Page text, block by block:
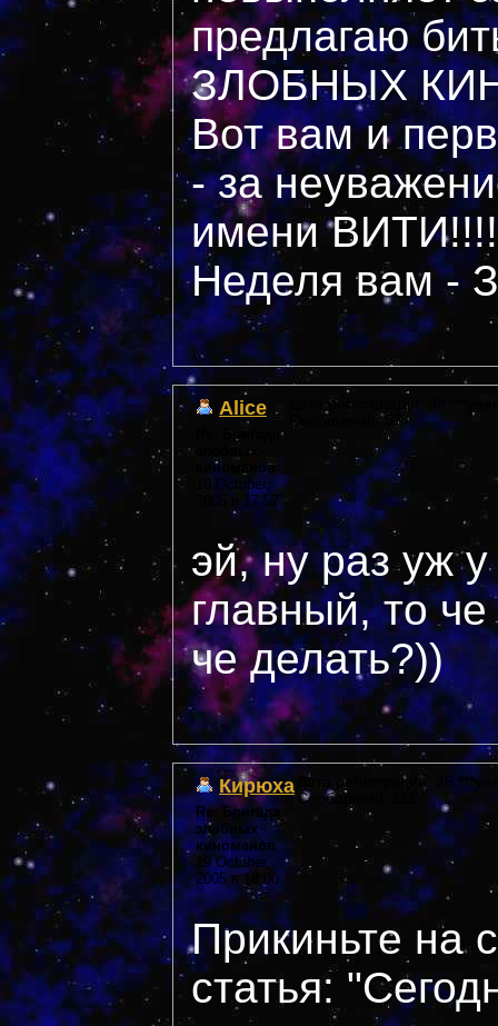
предлагаю
ЗЛОБНЫХ
Вот вам и
- за
имени
Неделя вам -
Alice
Re: Бригада
злобных
киноманов
19 October,
2005 в 17:57
Дата регистрации: 38
Сообщений: 57
эй, ну раз уж
главный, то
че делать?))
Кирюха
Re: Бригада
злобных
киноманов
19 October,
2005 в 18:00
Дата регистрации: 36
Сообщений: 111
Прикиньте на
статья: